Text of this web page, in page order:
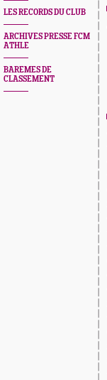
LES RECORDS DU CLUB
ARCHIVES PRESSE FCM
ATHLE
BAREMES DE
CLASSEMENT